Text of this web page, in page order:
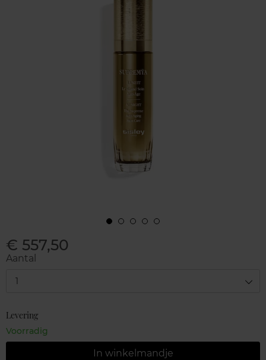
€ 557,50
Aantal
1
Levering
Voorradig
In winkelmandje